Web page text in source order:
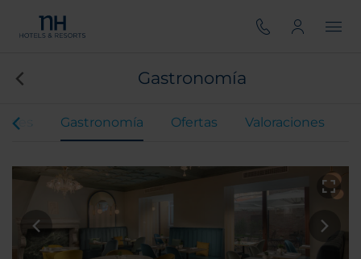
Gastronomía
Gastronomía Ofertas Valoraciones